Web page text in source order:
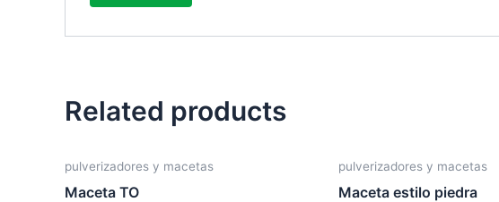
Related products
pulverizadores y macetas
Maceta TO
pulverizadores y macetas
Maceta estilo piedra